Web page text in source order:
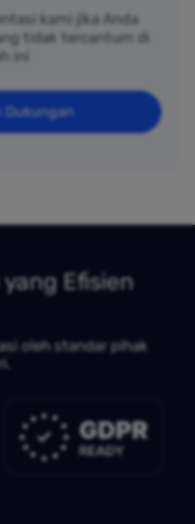
kami jika Anda
tidak tercantum di
ini
Dukungan
Efisien
oleh standar pihak